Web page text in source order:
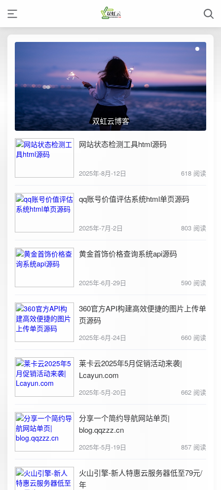
双虹云博客
网站状态检测工具html源码
2025年-8月-12日 618 阅读
qq账号价值评估系统html单页源码
2025年-7月-2日 803 阅读
黄金首饰价格查询系统api源码
2025年-6月-29日 590 阅读
360官方API构建高效便捷的图片上传单
页源码
2025年-6月-24日 660 阅读
莱卡云2025年5月促销活动来袭|
Lcayun.com
2025年-5月-20日 662 阅读
分享一个简约导航网站单页|
blog.qqzzz.cn
2025年-5月-19日 857 阅读
火山引擎-新人特惠云服务器低至79元/
年